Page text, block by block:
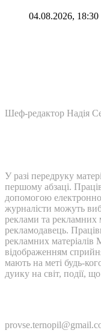
04.08.2026, 18:30
Шеф-редактор Надія
У разі передруку
першому абзаці.
допомогою
журналісти можуть
реклами та рекламних
рекламодавець.
рекламних матеріалів
відображенням
мають на меті будь-
дуику на світ, події,